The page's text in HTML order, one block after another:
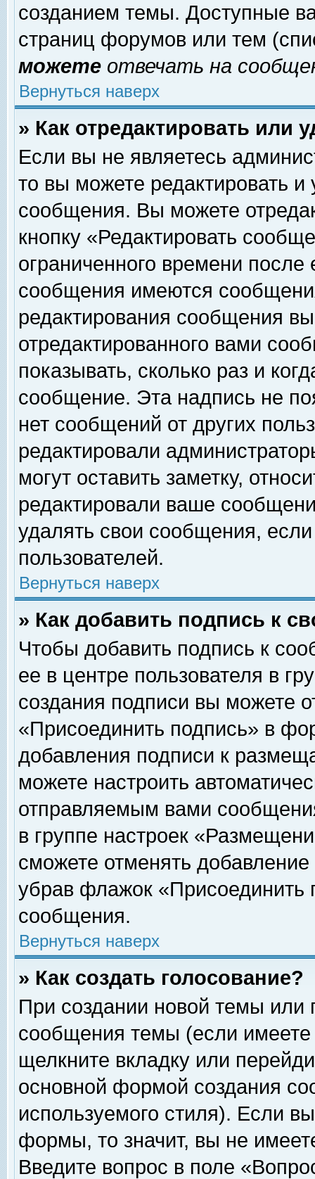
созданием темы. Доступные
страниц форумов или тем
можете отвечать на
Вернуться наверх
» Как отредактировать или
Если вы не являетесь
то вы можете редактировать и
сообщения. Вы можете
кнопку «Редактировать
ограниченного времени
сообщения имеются
редактирования сообщения
отредактированного вами
показывать, сколько раз и
сообщение. Эта надпись не
нет сообщений от других
редактировали
могут оставить заметку,
редактировали ваше
удалять свои сообщения,
пользователей.
Вернуться наверх
» Как добавить подпись к
Чтобы добавить подпись к
ее в центре пользователя в
создания подписи вы можете
«Присоединить подпись» в
добавления подписи к
можете настроить
отправляемым вами
в группе настроек
сможете отменять
убрав флажок «Присоединить
сообщения.
Вернуться наверх
» Как создать голосование?
При создании новой темы или
сообщения темы (если
щелкните вкладку или
основной формой создания
используемого стиля). Если
формы, то значит, вы не
Введите вопрос в поле